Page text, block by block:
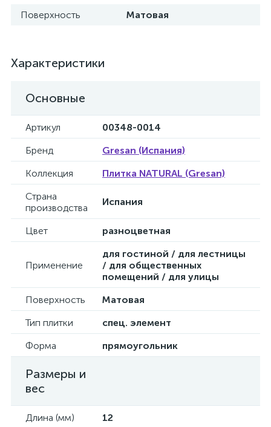
Поверхность
Матовая
Характеристики
Основные
Артикул
00348-0014
Бренд
Gresan (Испания)
Коллекция
Плитка NATURAL (Gresan)
Страна
производства
Испания
Цвет разноцветная
Применение
для гостиной / для лестницы
/ для общественных
помещений / для улицы
Поверхность
Матовая
Тип плитки
спец. элемент
Форма
прямоугольник
Размеры и
вес
Длина (мм) 12